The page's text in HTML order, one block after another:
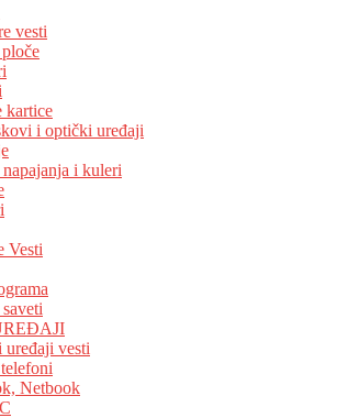
vesti
kartice
i optički uređaji
i kuleri
Vesti
uređaji vesti
Netbook